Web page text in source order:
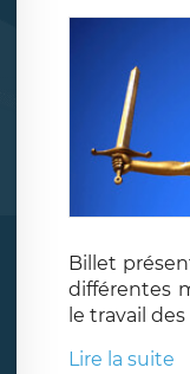
Billet
différentes
le travail
Lire la suite